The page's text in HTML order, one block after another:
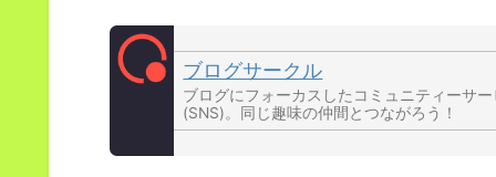
ブログサークル
ブログにフォーカスしたコミュニティーサ
(SNS)。同じ趣味の仲間とつながろう！